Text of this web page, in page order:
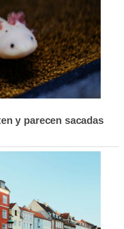
y parecen sacadas